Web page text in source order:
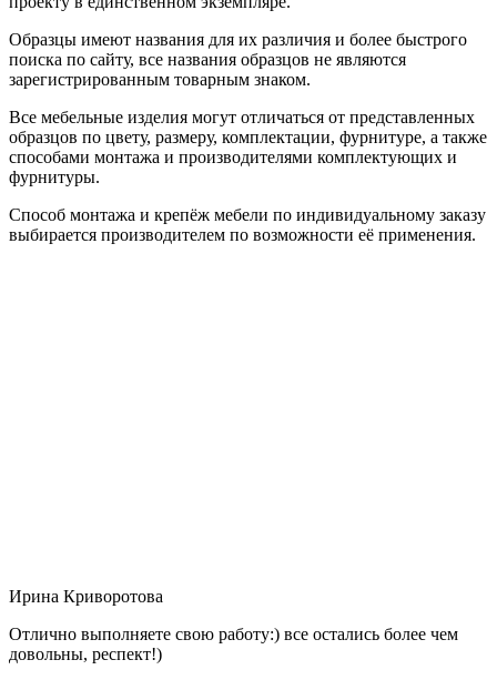
Образцы имеют названия для их различия и более быстрого
поиска по сайту, все названия образцов не являются
зарегистрированным товарным знаком.
Все мебельные изделия могут отличаться от представленных
образцов по цвету, размеру, комплектации, фурнитуре, а также
способами монтажа и производителями комплектующих и
фурнитуры.
Способ монтажа и крепёж мебели по индивидуальному заказу
выбирается производителем по возможности её применения.
Ирина Криворотова
Отлично выполняете свою работу:) все остались более чем
довольны, респект!)